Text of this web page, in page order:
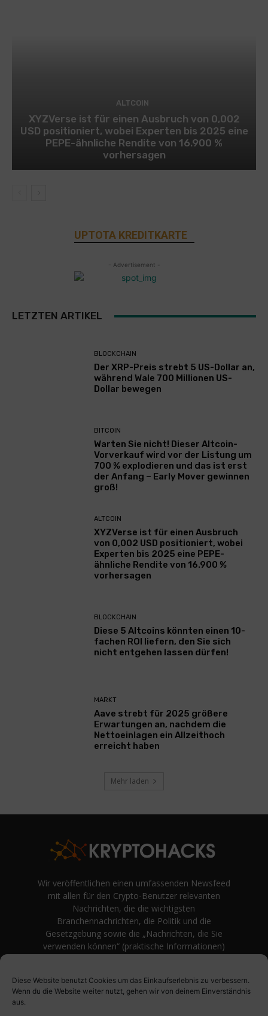
Diese Website benutzt Cookies um das Einkaufserlebnis zu verbessern.
Wenn du die Website weiter nutzt, gehen wir von deinem Einverständnis
aus.
ALTCOIN
XYZVerse ist für einen Ausbruch von 0,002
USD positioniert, wobei Experten bis 2025 eine
PEPE-ähnliche Rendite von 16.900 %
vorhersagen
UPTOTA KREDITKARTE
- Advertisement -
LETZTEN ARTIKEL
BLOCKCHAIN
Der XRP-Preis strebt 5 US-Dollar an,
während Wale 700 Millionen US-
Dollar bewegen
BITCOIN
Warten Sie nicht! Dieser Altcoin-
Vorverkauf wird vor der Listung um
700 % explodieren und das ist erst
der Anfang – Early Mover gewinnen
groß!
ALTCOIN
XYZVerse ist für einen Ausbruch
von 0,002 USD positioniert, wobei
Experten bis 2025 eine PEPE-
ähnliche Rendite von 16.900 %
vorhersagen
BLOCKCHAIN
Diese 5 Altcoins könnten einen 10-
fachen ROI liefern, den Sie sich
nicht entgehen lassen dürfen!
MARKT
Aave strebt für 2025 größere
Erwartungen an, nachdem die
Nettoeinlagen ein Allzeithoch
erreicht haben
Mehr laden
Wir veröffentlichen einen umfassenden Newsfeed
mit allen für den Crypto-Benutzer relevanten
Nachrichten, die die wichtigsten
Branchennachrichten, die Politik und die
Gesetzgebung sowie die „Nachrichten, die Sie
verwenden können“ (praktische Informationen)
Meinungen rund um Kryptowährung. Einfache
Logik und Beispiele aus der Praxis werden vor